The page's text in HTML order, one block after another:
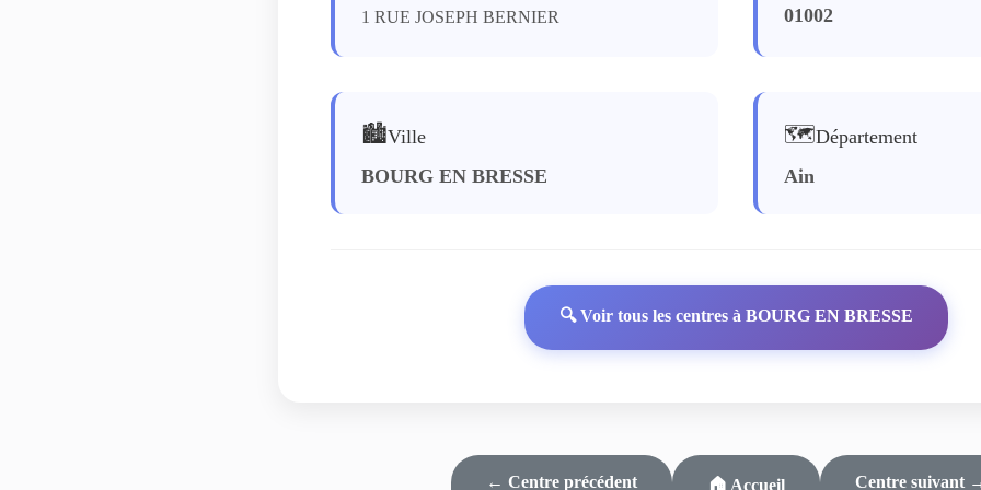
1 RUE JOSEPH BERNIER 01002
🏙️Ville
BOURG EN BRESSE
🗺️Département
Ain
🔍 Voir tous les centres à BOURG EN BRESSE
← Centre précédent 🏠 Accueil Centre suivant